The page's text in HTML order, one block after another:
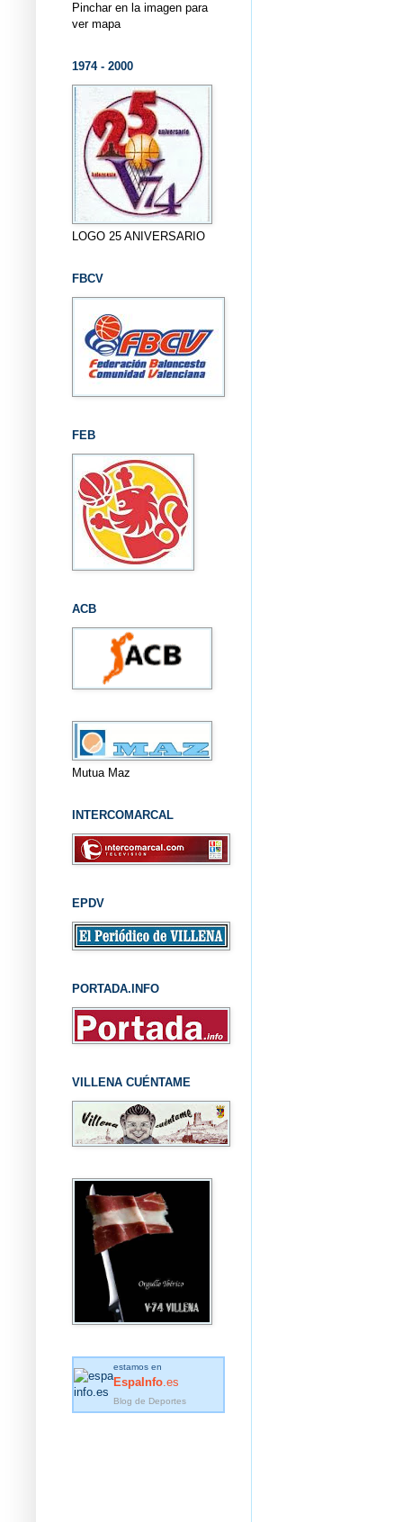
Pinchar en la imagen para
ver mapa
1974 - 2000
LOGO 25 ANIVERSARIO
FBCV
FEB
ACB
Mutua Maz
INTERCOMARCAL
EPDV
PORTADA.INFO
VILLENA CUÉNTAME
estamos en
EspaInfo .es
Blog de Deportes